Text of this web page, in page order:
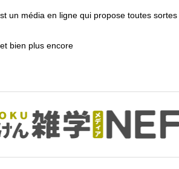
un média en ligne qui propose toutes
bien plus encore